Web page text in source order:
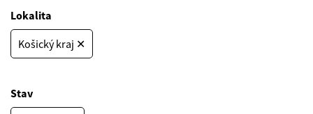
Lokalita
Košický kraj ✕
Stav